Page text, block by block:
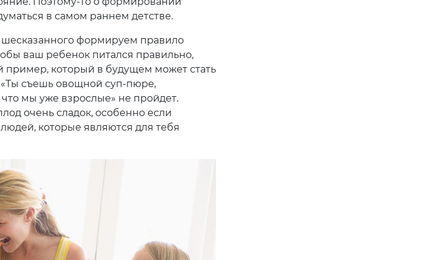
в самом раннем детстве.
формируем правило
ваш ребенок питался правильно,
пример, который в будущем может стать
съешь овощной суп-пюре,
мы уже взрослые» не пройдет.
очень сладок, особенно если
которые являются для тебя